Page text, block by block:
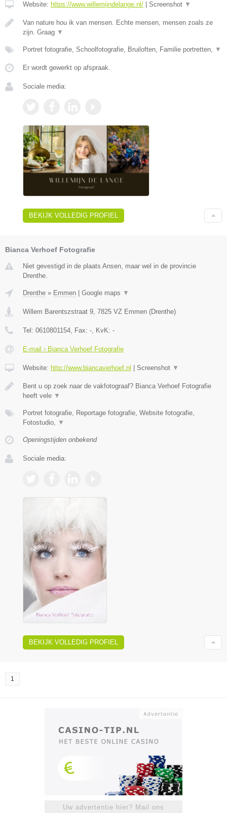
Website: https://www.willemijndelange.nl/ Screenshot ▼
Van nature hou ik van mensen. Echte mensen, mensen zoals ze
zijn. Graag ▼
Portret fotografie, Schoolfotografie, Bruiloften, Familie portretten, ▼
Er wordt gewerkt op afspraak.
Sociale media:
BEKIJK VOLLEDIG PROFIEL
Bianca Verhoef Fotografie
Niet gevestigd in de plaats Ansen, maar wel in de provincie
Drenthe.
Drenthe » Emmen Google maps ▼
Willem Barentszstraat 9, 7825 VZ Emmen (Drenthe)
Tel: 0610801154, Fax: -, KvK: -
E-mail › Bianca Verhoef Fotografie
Website: http://www.biancaverhoef.nl Screenshot ▼
Bent u op zoek naar de vakfotograaf? Bianca Verhoef Fotografie
heeft vele ▼
Portret fotografie, Reportage fotografie, Website fotografie,
Fotostudio, ▼
Openingstijden onbekend
Sociale media:
BEKIJK VOLLEDIG PROFIEL
1
Uw advertentie hier? Mail ons